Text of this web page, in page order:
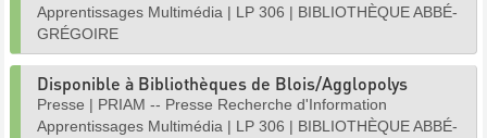
Apprentissages Multimédia | LP 306 | BIBLIOTHÈQUE ABBÉ-
GRÉGOIRE
Disponible à Bibliothèques de Blois/Agglopolys
Presse | PRIAM -- Presse Recherche d'Information
Apprentissages Multimédia | LP 306 | BIBLIOTHÈQUE ABBÉ-